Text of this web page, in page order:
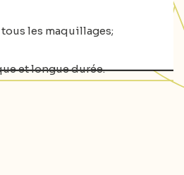
tous les maquillages;
et longue durée.